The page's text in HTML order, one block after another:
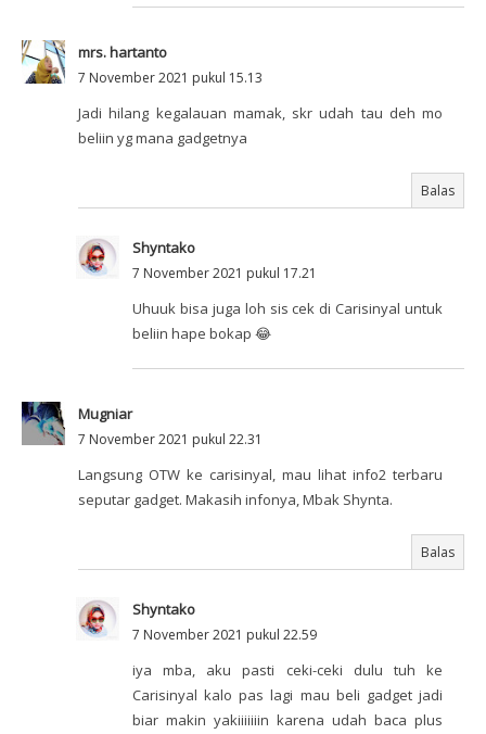
mrs. hartanto
7 November 2021 pukul 15.13
Jadi hilang kegalauan mamak, skr udah tau deh mo
beliin yg mana gadgetnya
Balas
Shyntako
7 November 2021 pukul 17.21
Uhuuk bisa juga loh sis cek di Carisinyal untuk
beliin hape bokap 😂
Mugniar
7 November 2021 pukul 22.31
Langsung OTW ke carisinyal, mau lihat info2 terbaru
seputar gadget. Makasih infonya, Mbak Shynta.
Balas
Shyntako
7 November 2021 pukul 22.59
iya mba, aku pasti ceki-ceki dulu tuh ke
Carisinyal kalo pas lagi mau beli gadget jadi
biar makin yakiiiiiiin karena udah baca plus